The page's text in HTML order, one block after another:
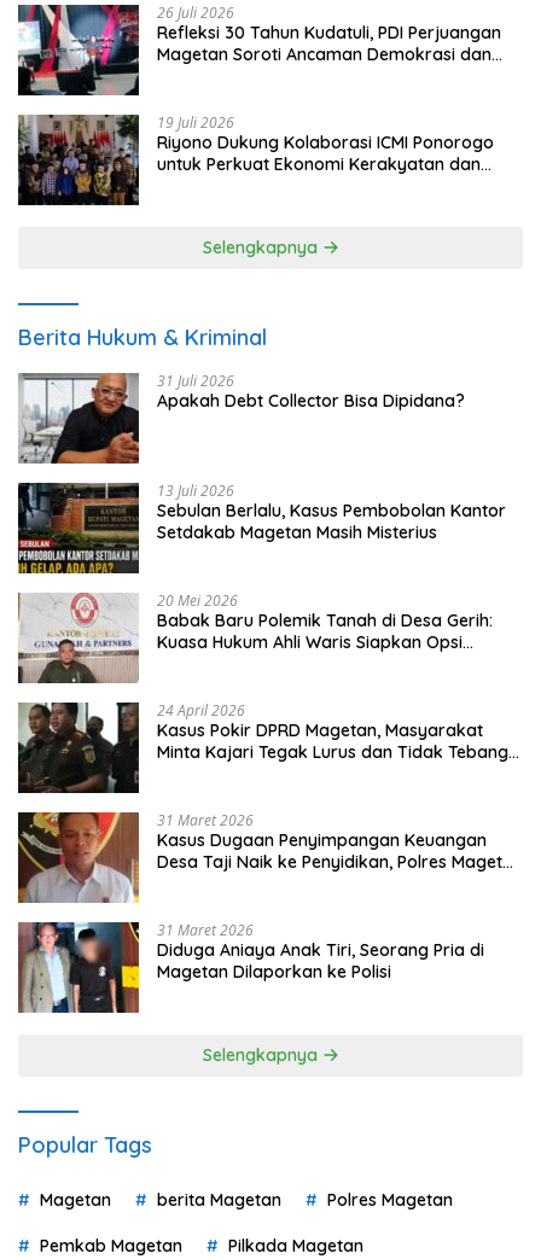
26 Juli 2026
Refleksi 30 Tahun Kudatuli, PDI Perjuangan
Magetan Soroti Ancaman Demokrasi dan
19 Juli 2026
Riyono Dukung Kolaborasi ICMI Ponorogo
untuk Perkuat Ekonomi Kerakyatan dan
Selengkapnya
Berita Hukum & Kriminal
31 Juli 2026
Apakah Debt Collector Bisa Dipidana?
13 Juli 2026
Sebulan Berlalu, Kasus Pembobolan Kantor
Setdakab Magetan Masih Misterius
20 Mei 2026
Babak Baru Polemik Tanah di Desa Gerih:
Kuasa Hukum Ahli Waris Siapkan Opsi
24 April 2026
Kasus Pokir DPRD Magetan, Masyarakat
Minta Kajari Tegak Lurus dan Tidak Tebang
31 Maret 2026
Kasus Dugaan Penyimpangan Keuangan
Desa Taji Naik ke Penyidikan, Polres Magetan
31 Maret 2026
Diduga Aniaya Anak Tiri, Seorang Pria di
Magetan Dilaporkan ke Polisi
Selengkapnya
Popular Tags
Magetan berita Magetan Polres Magetan
Pemkab Magetan Pilkada Magetan